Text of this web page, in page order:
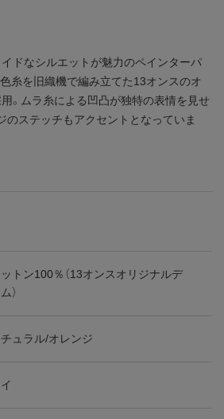
ドなシルエットが魅力のペインターパ
色糸を旧織機で編み立てた13オンスのオ
。ムラ糸による凹凸が独特の表情を見せ
のステッチもアクセントとなっていま
ットン100％（13オンスオリジナルデ
）
ュラル/オレンジ